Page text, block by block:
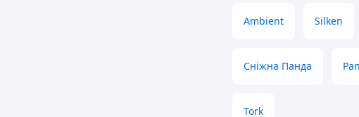
Ambient Silken
Сніжна Панда
Tork